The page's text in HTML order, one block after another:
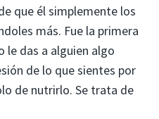
que él simplemente los
más. Fue la primera
le das a alguien algo
de lo que sientes por
de nutrirlo. Se trata de